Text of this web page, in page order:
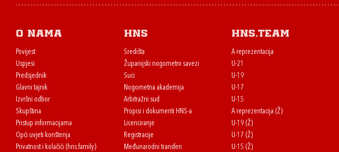
O nama
Povijest
Uspjesi
Predsjednik
Glavni tajnik
Izvršni odbor
Skupština
Pristup informacijama
Opći uvjeti korištenja
Privatnost i kolačići (hns.family)
HNS
Središta
Županijski nogometni savezi
Suci
Nogometna akademija
Arbitražni sud
Propisi i dokumenti HNS-a
Licenciranje
Registracije
Međunarodni transferi
HNS.team
A reprezentacija
U-21
U-19
U-17
U-15
A reprezentacija (Ž)
U-19 (Ž)
U-17 (Ž)
U-15 (Ž)